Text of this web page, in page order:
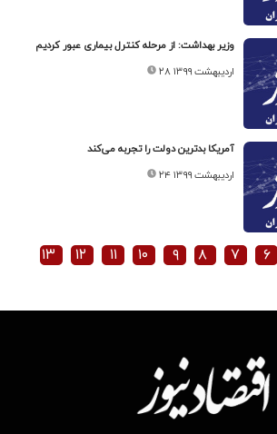
وزیر بهداشت: از مرحله کنترل بیماری عبور کردیم
۲۸ اردیبهشت ۱۳۹۹
آمریکا بدترین دولت را تجربه می‌کند
۲۴ اردیبهشت ۱۳۹۹
۶ ۷ ۸ ۹ ۱۰ ۱۱ ۱۲ ۱۳